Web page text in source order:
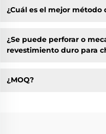
¿Cuál es el mejor método
¿Se puede perforar o
revestimiento duro para
¿MOQ?